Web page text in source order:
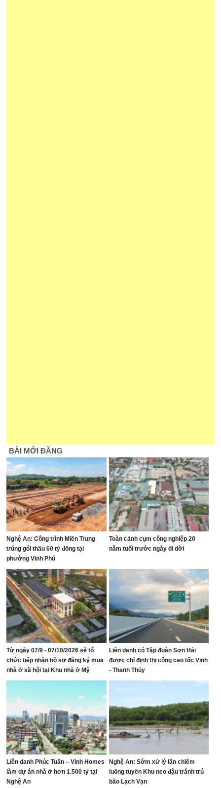
BÀI MỚI ĐĂNG
Nghệ An: Công trình Miền Trung
trúng gói thầu 60 tỷ đồng tại
phường Vinh Phú
Toàn cảnh cụm công nghiệp 20
năm tuổi trước ngày di dời
Từ ngày 07/9 - 07/10/2026 sẽ tổ
chức tiếp nhận hồ sơ đăng ký mua
nhà ở xã hội tại Khu nhà ở Mỹ
Thượng, phường Vinh Lộc
Liên danh có Tập đoàn Sơn Hải
được chỉ định thi công cao tốc Vinh
- Thanh Thủy
Liên danh Phúc Tuấn – Vinh Homes
làm dự án nhà ở hơn 1.500 tỷ tại
Nghệ An
Nghệ An: Sớm xử lý lấn chiếm
luồng tuyến Khu neo đậu tránh trú
bão Lạch Vạn